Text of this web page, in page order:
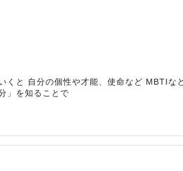
くと 自分の個性や才能、使命など MBTIな
」を知ることで